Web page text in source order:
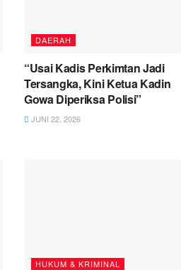
DAERAH
“Usai Kadis Perkimtan Jadi
Tersangka, Kini Ketua Kadin
Gowa Diperiksa Polisi”
JUNI 22, 2026
HUKUM & KRIMINAL